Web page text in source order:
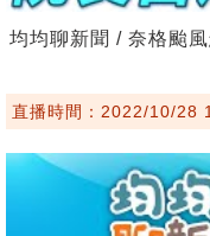
均均聊新聞 / 奈格颱
直播時間：2022/10/28